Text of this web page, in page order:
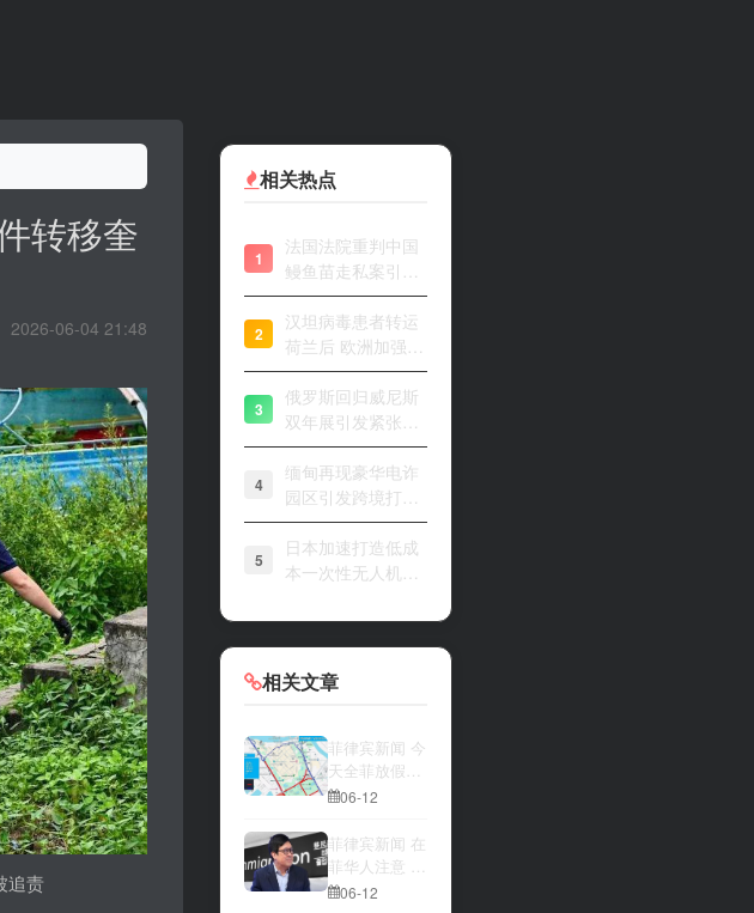
富商持续被追责
转移奎
2026-06-04 21:48
追责
相关热点
1
法国法院重判中国
鳗鱼苗走私案引关
注
2
汉坦病毒患者转运
荷兰后 欧洲加强风
险评估
3
俄罗斯回归威尼斯
双年展引发紧张开
幕
4
缅甸再现豪华电诈
园区引发跨境打击
关注
5
日本加速打造低成
本一次性无人机战
相关文章
菲律宾新闻 今
天全菲放假‼️
马尼拉多地封
06-12
菲律宾新闻 在
菲华人注意 近
期出现假冒移
06-12